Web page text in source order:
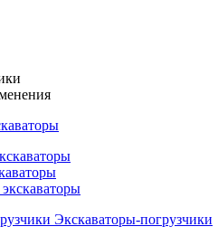
Экскаваторы-погрузчики